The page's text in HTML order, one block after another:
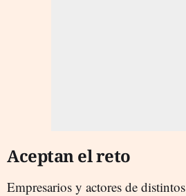
Aceptan el reto
Empresarios y actores de